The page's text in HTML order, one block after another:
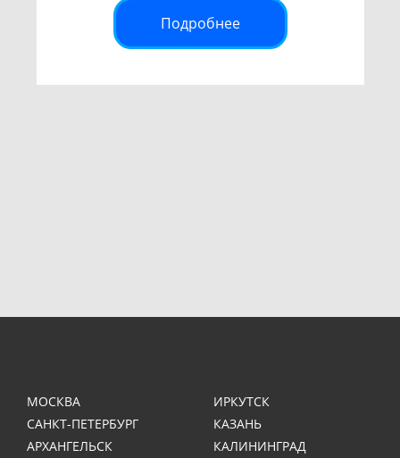
Подробнее
МОСКВА
САНКТ-ПЕТЕРБУРГ
АРХАНГЕЛЬСК
ИРКУТСК
КАЗАНЬ
КАЛИНИНГРАД